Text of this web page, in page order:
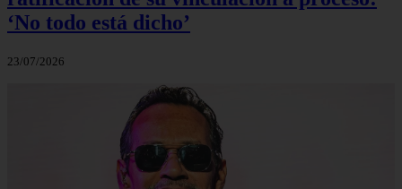
‘No todo está dicho’
23/07/2026